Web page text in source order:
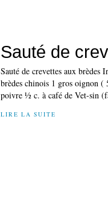
Sauté de
Sauté de crevettes aux brèdes
brèdes chinois 1 gros oignon
poivre ½ c. à café de Vet-sin
LIRE LA SUITE